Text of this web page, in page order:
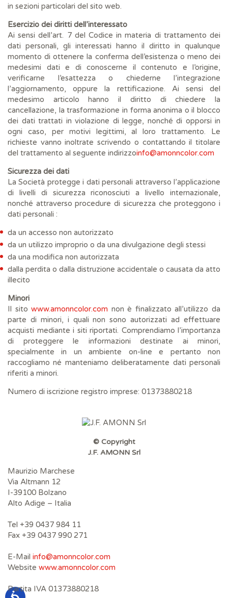
in sezioni particolari del sito web.
Esercizio dei diritti dell’interessato
Ai sensi dell’art. 7 del Codice in materia di trattamento dei
dati personali, gli interessati hanno il diritto in qualunque
momento di ottenere la conferma dell’esistenza o meno dei
medesimi dati e di conoscerne il contenuto e l’origine,
verificarne l’esattezza o chiederne l’integrazione
l’aggiornamento, oppure la rettificazione. Ai sensi del
medesimo articolo hanno il diritto di chiedere la
cancellazione, la trasformazione in forma anonima o il blocco
dei dati trattati in violazione di legge, nonché di opporsi in
ogni caso, per motivi legittimi, al loro trattamento. Le
richieste vanno inoltrate scrivendo o contattando il titolare
del trattamento al seguente indirizzoinfo@amonncolor.com
Sicurezza dei dati
La Società protegge i dati personali attraverso l’applicazione
di livelli di sicurezza riconosciuti a livello internazionale,
nonché attraverso procedure di sicurezza che proteggono i
dati personali :
da un accesso non autorizzato
da un utilizzo improprio o da una divulgazione degli stessi
da una modifica non autorizzata
dalla perdita o dalla distruzione accidentale o causata da atto
illecito
Minori
Il sitowww.amonncolor.com non è finalizzato all’utilizzo da
parte di minori, i quali non sono autorizzati ad effettuare
acquisti mediante i siti riportati. Comprendiamo l’importanza
di proteggere le informazioni destinate ai minori,
specialmente in un ambiente on-line e pertanto non
raccogliamo né manteniamo deliberatamente dati personali
riferiti a minori.
Numero di iscrizione registro imprese: 01373880218
© Copyright
J.F. AMONN Srl
Maurizio Marchese
Via Altmann 12
I-39100 Bolzano
Alto Adige – Italia
Tel +39 0437 984 11
Fax +39 0437 990 271
E-Mail info@amonncolor.com
Website www.amonncolor.com
Partita IVA 01373880218